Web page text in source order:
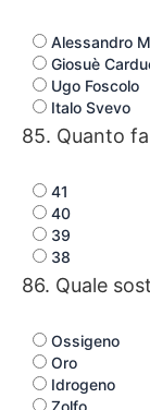
Alessandro
Giosuè
Ugo Foscolo
Italo Svevo
85. Quanto
41
40
39
38
86. Quale
Ossigeno
Oro
Idrogeno